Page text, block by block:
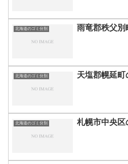
北海道のゴミ分別 雨竜郡秩父別
北海道のゴミ分別 天塩郡幌延
北海道のゴミ分別 札幌市中央区